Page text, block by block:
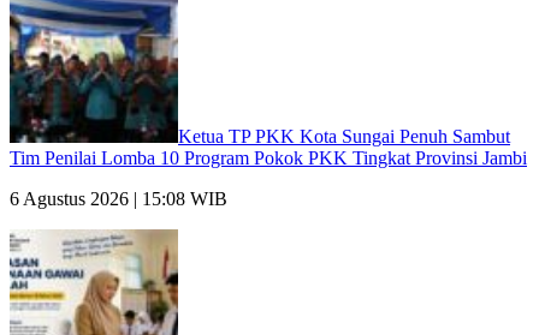
Ketua TP PKK Kota Sungai Penuh Sambut
Tim Penilai Lomba 10 Program Pokok PKK Tingkat Provinsi Jambi
6 Agustus 2026 | 15:08 WIB